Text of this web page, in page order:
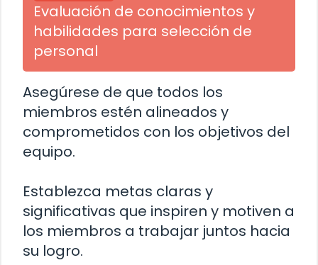
Evaluación de conocimientos y
habilidades para selección de
personal
Asegúrese de que todos los
miembros estén alineados y
comprometidos con los objetivos del
equipo.
Establezca metas claras y
significativas que inspiren y motiven a
los miembros a trabajar juntos hacia
su logro.